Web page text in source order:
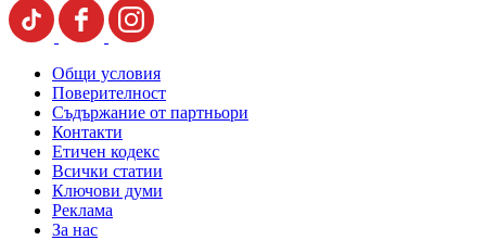
Общи условия
Поверителност
Съдържание от партньори
Контакти
Етичен кодекс
Всички статии
Ключови думи
Реклама
За нас